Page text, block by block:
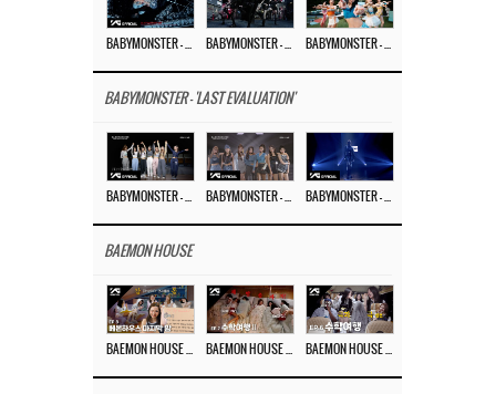
BABYMONSTER – ‘MOON’ M/V BABYMONSTER – ‘MOON’ PERFORMANCE VIDEO BABYMONSTER – ‘I LIKE IT’ M/V
BABYMONSTER - 'LAST EVALUATION'
BABYMONSTER – ‘Last Evaluation’ EP.8 BABYMONSTER – ‘Last Evaluation’ EP.7 BABYMONSTER – ‘Last Evaluation’ EP.6
BAEMON HOUSE
BAEMON HOUSE EP.8 BAEMON HOUSE EP.7 BAEMON HOUSE EP.6